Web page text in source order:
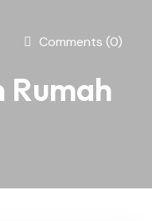
Comments (0)
Rumah